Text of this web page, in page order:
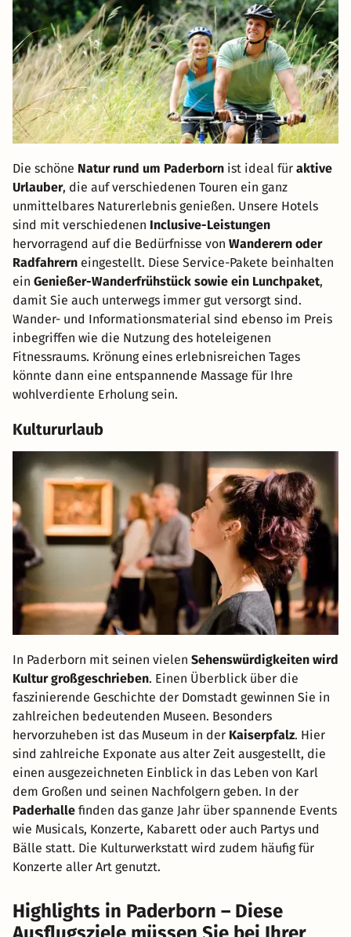
Die schöne Natur rund um Paderborn ist ideal für aktive
Urlauber, die auf verschiedenen Touren ein ganz
unmittelbares Naturerlebnis genießen. Unsere Hotels
sind mit verschiedenen Inclusive-Leistungen
hervorragend auf die Bedürfnisse von Wanderern oder
Radfahrern eingestellt. Diese Service-Pakete beinhalten
ein Genießer-Wanderfrühstück sowie ein Lunchpaket,
damit Sie auch unterwegs immer gut versorgt sind.
Wander- und Informationsmaterial sind ebenso im Preis
inbegriffen wie die Nutzung des hoteleigenen
Fitnessraums. Krönung eines erlebnisreichen Tages
könnte dann eine entspannende Massage für Ihre
wohlverdiente Erholung sein.
Kultururlaub
In Paderborn mit seinen vielen Sehenswürdigkeiten wird
Kultur großgeschrieben. Einen Überblick über die
faszinierende Geschichte der Domstadt gewinnen Sie in
zahlreichen bedeutenden Museen. Besonders
hervorzuheben ist das Museum in der Kaiserpfalz. Hier
sind zahlreiche Exponate aus alter Zeit ausgestellt, die
einen ausgezeichneten Einblick in das Leben von Karl
dem Großen und seinen Nachfolgern geben. In der
Paderhalle finden das ganze Jahr über spannende Events
wie Musicals, Konzerte, Kabarett oder auch Partys und
Bälle statt. Die Kulturwerkstatt wird zudem häufig für
Konzerte aller Art genutzt.
Highlights in Paderborn – Diese